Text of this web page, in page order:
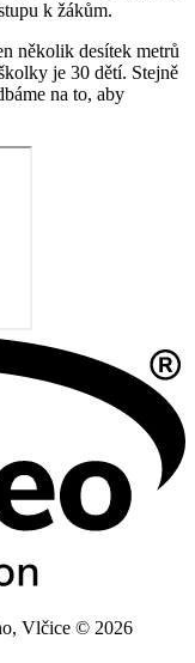
k žákům.
několik desítek metrů
je 30 dětí. Stejně
na to, aby
Vlčice © 2026